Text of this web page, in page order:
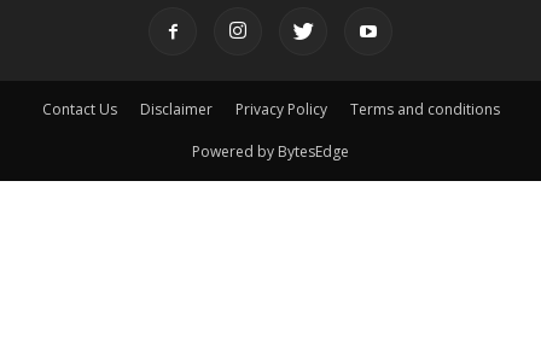
Contact Us Disclaimer Privacy Policy Terms and conditions
Powered by BytesEdge